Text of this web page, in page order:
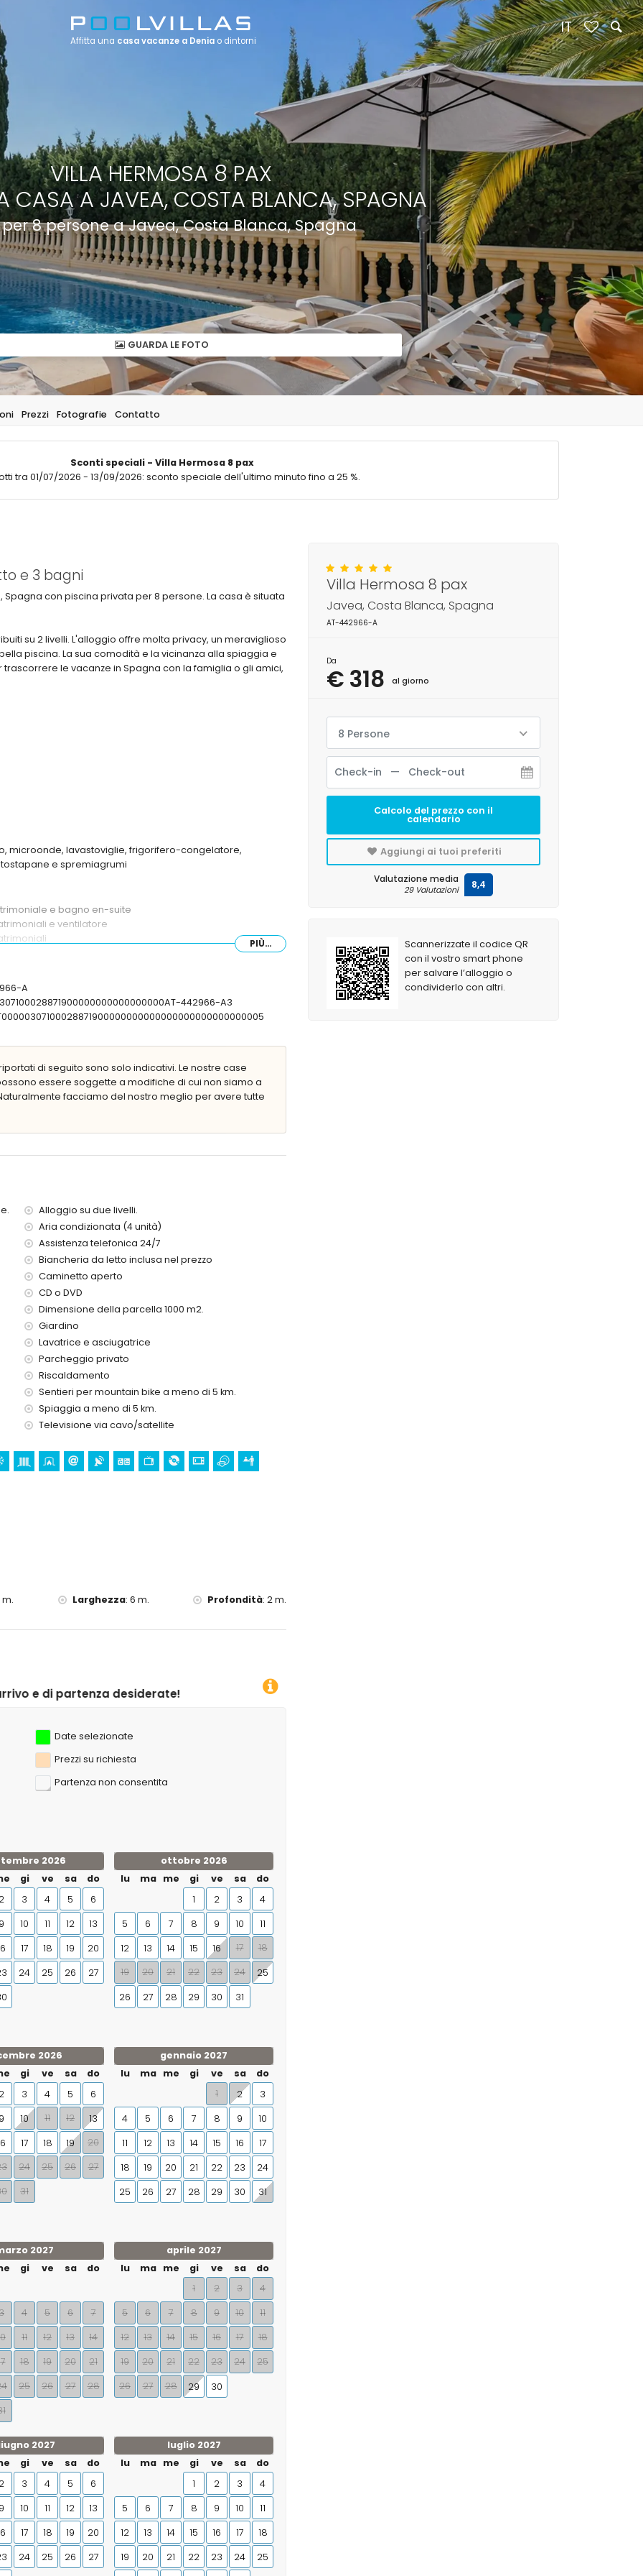
VILLA HERMOSA 8 PAX
CASA A JAVEA, COSTA BLANCA, SPAGNA
8 persone a Javea, Costa Blanca, Spagna
GUARDA LE FOTO
Prezzi Fotografie Contatto
Sconti speciali - Villa Hermosa 8 pax
tra 01/07/2026 - 13/09/2026: sconto speciale dell'ultimo minuto fino a 25 %.
e 3 bagni
con piscina privata per 8 persone. La casa è situata
su 2 livelli. L'alloggio offre molta privacy, un meraviglioso
piscina. La sua comodità e la vicinanza alla spiaggia e
le vacanze in Spagna con la famiglia o gli amici,
microonde, lavastoviglie, frigorifero-congelatore,
e spremiagrumi
e bagno en-suite
e ventilatore
mobili da giardino con lettini
chilometri dalla villa)
villa
su 24
a Jávea, Costa Blanca
dalla villa)
villa)
PIÙ...
A
442966-A3
riportati di seguito sono solo indicativi. Le nostre case
essere soggette a modifiche di cui non siamo a
facciamo del nostro meglio per avere tutte
Alloggio su due livelli.
Aria condizionata (4 unità)
Assistenza telefonica 24/7
Biancheria da letto inclusa nel prezzo
Caminetto aperto
CD o DVD
Dimensione della parcella 1000 m2.
Giardino
Lavatrice e asciugatrice
Parcheggio privato
Riscaldamento
Sentieri per mountain bike a meno di 5 km.
Spiaggia a meno di 5 km.
Televisione via cavo/satellite
m. Larghezza: 6 m. Profondità: 2 m.
Date selezionate
Prezzi su richiesta
Partenza non consentita
2026
gi ve sa
do
2 3 4 5
6
9 10 11 12
13
17 18 19
20
24 25 26
27
ottobre 2026
lu
ma me gi ve sa
do
1
2 3
4
5
6 7 8 9 10
11
12
13 14 15 16 17
18
19
20 21 22 23 24
25
26
27 28 29 30 31
2026
gi ve sa
do
2 3 4 5
6
9 10 11 12
13
17 18 19
20
24 25 26
27
31
gennaio 2027
lu
ma me gi ve sa
do
1
2
3
4
5 6 7 8 9
10
11
12 13 14 15 16
17
18
19 20 21 22 23
24
25
26 27 28 29 30 31
2027
gi ve sa do
4 5 6
7
11 12 13
14
18 19 20
21
25 26 27
28
aprile 2027
lu
ma me gi ve sa
do
1
2 3
4
5
6 7 8 9 10
11
12
13 14 15 16 17
18
19
20 21 22 23 24
25
26
27 28 29 30
2027
gi ve sa
do
2 3 4 5
6
9 10 11 12
13
17 18 19
20
24 25 26
27
luglio 2027
lu
ma me gi ve sa
do
1
2 3
4
5
6 7 8 9 10
11
12
13 14 15 16 17
18
19
20 21 22 23 24
25
Villa Hermosa 8 pax
Javea, Costa Blanca, Spagna
AT-442966-A
Da
€ 318 al giorno
8 Persone
Calcolo del prezzo con il
calendario
Aggiungi ai tuoi preferiti
Valutazione media
29 Valutazioni 8,4
Scannerizzate il codice QR
con il vostro smart phone
per salvare l’alloggio o
condividerlo con altri.
Affitta una casa vacanze a Deniao dintorni
IT